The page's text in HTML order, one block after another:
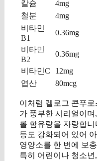
칼슘
4mg
철분
4mg
비타민
B1
0.36mg
비타민
B2
0.36mg
비타민C
12mg
엽산
80mcg
이처럼 켈로그 콘푸
가 풍부한 시리얼이
롤 함유량을 자랑합
등도 강화되어 있어
영양소를 한 번에 보
특히 어린이나 청소년